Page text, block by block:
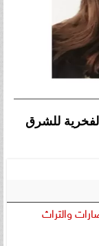
للشرق
والتراث